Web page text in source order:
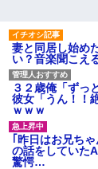
妻と同居し始め
い？音楽聞こえ
３２歳俺「ずっ
彼女「うん！
ｗｗｗ
｢昨日はお兄ち
の話をしていた
驚愕…